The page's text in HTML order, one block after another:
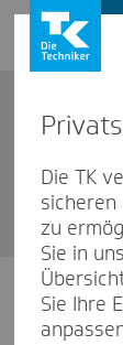
TK
Unternehmen
Die TK
sicheren
zu
Sie in
Sie Ihre